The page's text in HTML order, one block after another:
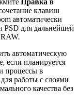
Правка в
клавиш
автоматически
PSD для дальнейшей
автоматическую
если планируется
процессы в
работы с слоями
качества без